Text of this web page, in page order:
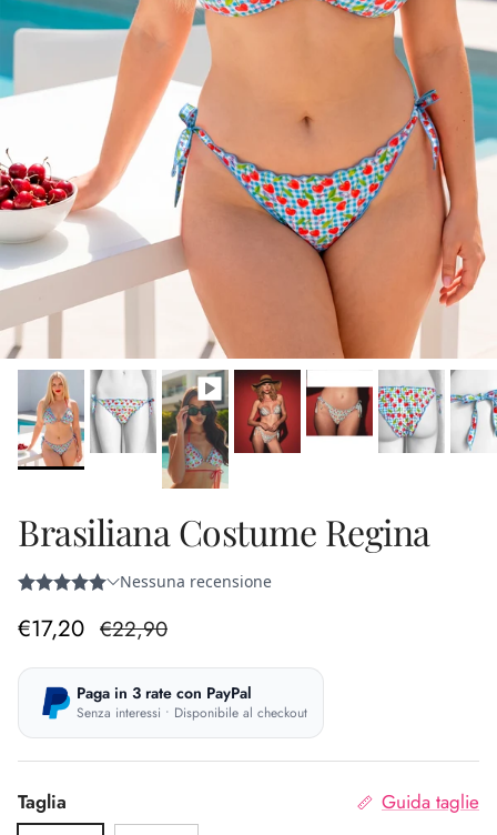
Brasiliana Costume Regina
Prezzo di vendita
€17,20 Prezzo normale
€22,90
Paga in 3 rate con PayPal
Senza interessi • Disponibile al checkout
Taglia
Guida taglie